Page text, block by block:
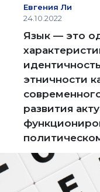
Евгения Ли
24.10.2022
Язык — это
этничности
развития